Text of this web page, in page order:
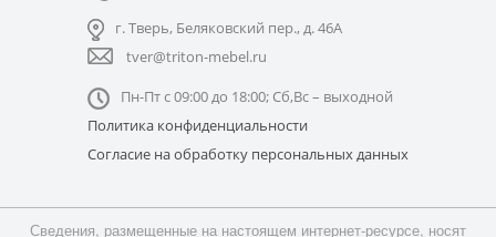
г. Тверь, Беляковский пер., д. 46А
tver@triton-mebel.ru
Пн-Пт с 09:00 до 18:00; Сб,Вс – выходной
Политика конфиденциальности
Согласие на обработку персональных данных
Сведения, размещенные на настоящем интернет-ресурсе, носят